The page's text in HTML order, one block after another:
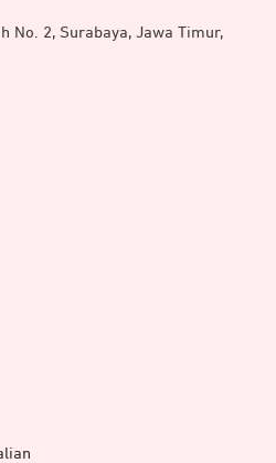
No. 2, Surabaya, Jawa Timur,